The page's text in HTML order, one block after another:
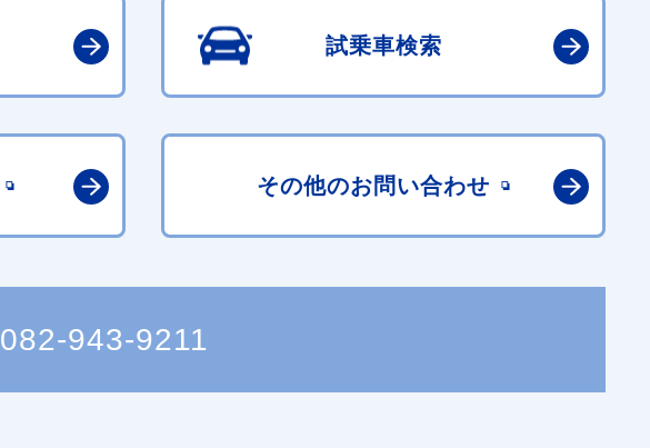
試乗車検索
その他のお問い合わせ
082-943-9211